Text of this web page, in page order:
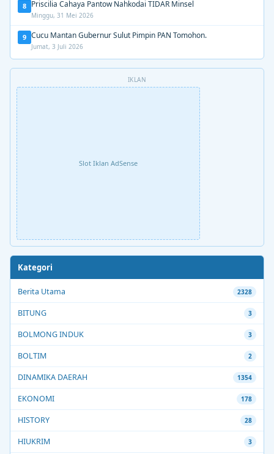
8 Priscilia Cahaya Pantow Nahkodai TIDAR Minsel
Minggu, 31 Mei 2026
9 Cucu Mantan Gubernur Sulut Pimpin PAN Tomohon.
Jumat, 3 Juli 2026
IKLAN
Slot Iklan AdSense
Kategori
Berita Utama 2328
BITUNG 3
BOLMONG INDUK 3
BOLTIM 2
DINAMIKA DAERAH 1354
EKONOMI 178
HISTORY 28
HIUKRIM 3